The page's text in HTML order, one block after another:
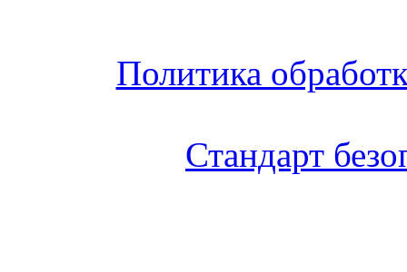
Политика
Стандарт